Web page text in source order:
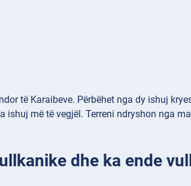
të Karaibeve. Përbëhet nga dy ishuj
ishuj më të vegjël. Terreni ndryshon nga
dhe ka ende